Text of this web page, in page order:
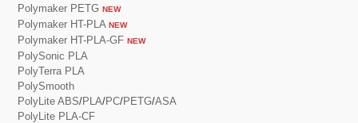
Polymaker PETG NEW
Polymaker HT-PLA NEW
Polymaker HT-PLA-GF NEW
PolySonic PLA
PolyTerra PLA
PolySmooth
PolyLite ABS/PLA/PC/PETG/ASA
PolyLite PLA-CF